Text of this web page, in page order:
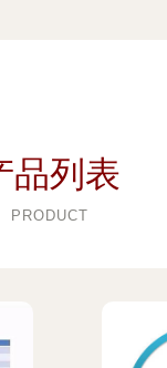
品列表
PRODUCT